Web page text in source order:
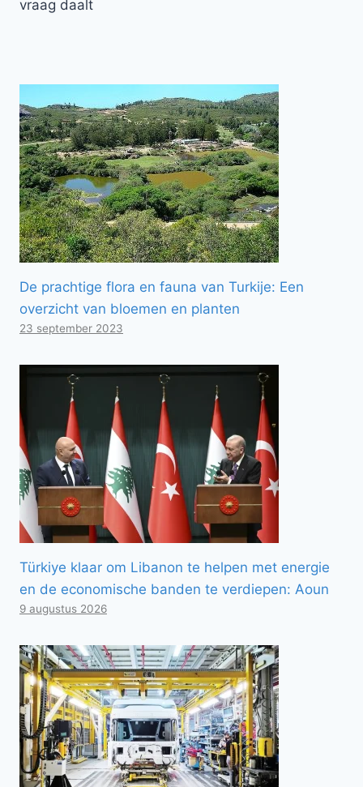
vraag daalt
De prachtige flora en fauna van Turkije: Een
overzicht van bloemen en planten
23 september 2023
Türkiye klaar om Libanon te helpen met energie
en de economische banden te verdiepen: Aoun
9 augustus 2026